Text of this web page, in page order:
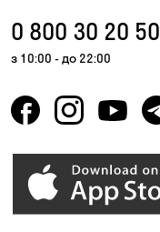
0 800 30 20 50
з 10:00 - до 22:00